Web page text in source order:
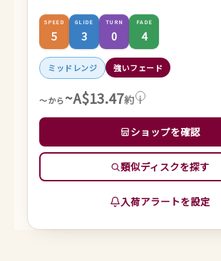
SPEED
5
GLIDE
3
TURN
0
FADE
4
ミッドレンジ 強いフェード
～から~A$13.47約 i
ショップを確認
類似ディスクを探す
入荷アラートを設定